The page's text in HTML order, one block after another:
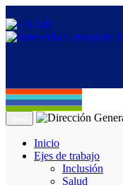
Inicio
Ejes de trabajo
Inclusión
Salud